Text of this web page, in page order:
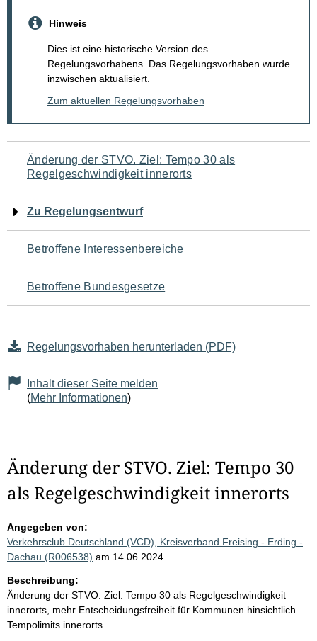
Hinweis
Dies ist eine historische Version des
Regelungsvorhabens. Das Regelungsvorhaben wurde
inzwischen aktualisiert.
Zum aktuellen Regelungsvorhaben
Navigation
für
den
Seiteninhalt
Änderung der STVO. Ziel: Tempo 30 als
Regelgeschwindigkeit innerorts
Zu Regelungsentwurf
Betroffene Interessenbereiche
Betroffene Bundesgesetze
Regelungsvorhaben herunterladen (PDF)
Inhalt dieser Seite melden
(Mehr Informationen)
Änderung der STVO. Ziel: Tempo 30
als Regelgeschwindigkeit innerorts
Angegeben von:
Verkehrsclub Deutschland (VCD), Kreisverband Freising - Erding -
Dachau (R006538) am 14.06.2024
Beschreibung:
Änderung der STVO. Ziel: Tempo 30 als Regelgeschwindigkeit
innerorts, mehr Entscheidungsfreiheit für Kommunen hinsichtlich
Tempolimits innerorts